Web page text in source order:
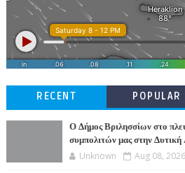
RECENT POPULAR
Ο Δήμος Βριλησσίων στο
συμπολιτών μας στην Δυτική
Unknown Aug 08, 2026